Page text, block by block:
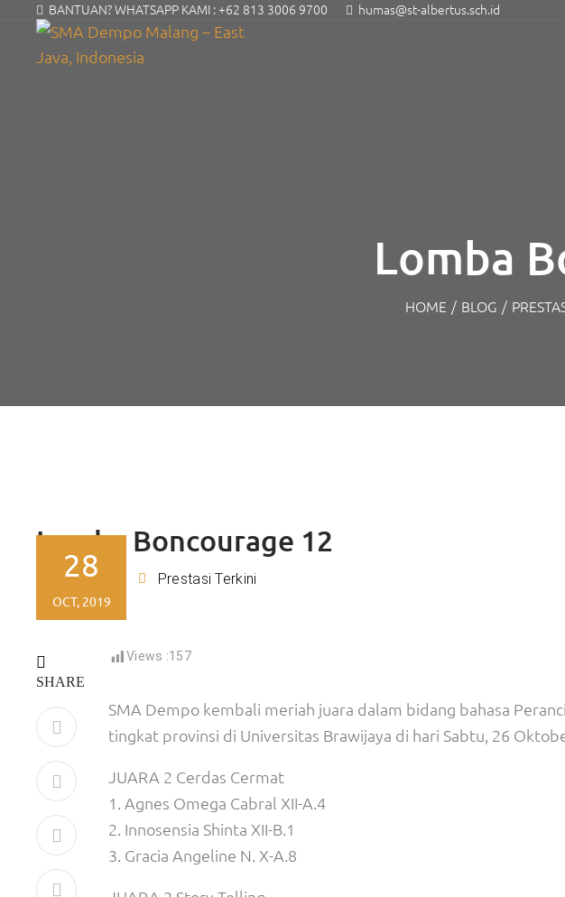
BANTUAN? WHATSAPP KAMI :+62 813 3006 9700 humas@st-albertus.sch.id
Lomba
HOME / BLOG /
Lomba Boncourage 12
By Ajeng Prestasi Terkini
28
OCT, 2019
SHARE
Views :157
SMA Dempo kembali meriah juara dalam bidang bahasa
tingkat provinsi di Universitas Brawijaya di hari Sabtu, 26
JUARA 2 Cerdas Cermat
1. Agnes Omega Cabral XII-A.4
2. Innosensia Shinta XII-B.1
3. Gracia Angeline N. X-A.8